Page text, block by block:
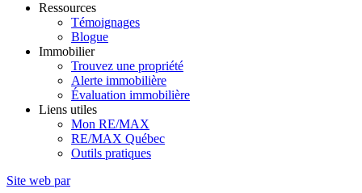
Ressources
Témoignages
Blogue
Immobilier
Trouvez une propriété
Alerte immobilière
Évaluation immobilière
Liens utiles
Mon RE/MAX
RE/MAX Québec
Outils pratiques
Site web par